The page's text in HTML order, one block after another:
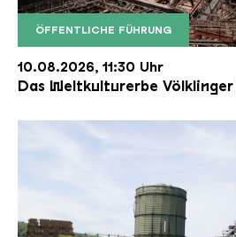
ÖFFENTLICHE FÜHRUNG
Der Erzschrägaufzug der
Copyright: Weltkulturerbe
10.08.2026, 11:30 Uhr
Das Weltkulturerbe